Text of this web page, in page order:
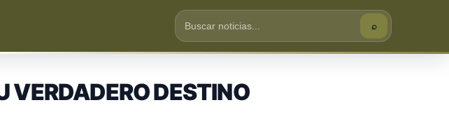
⌕
VERDADERO DESTINO